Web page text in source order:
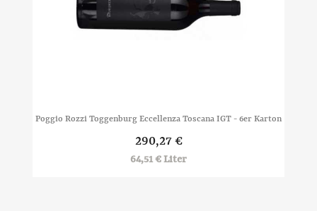
Poggio Rozzi Toggenburg Eccellenza Toscana IGT - 6er Karton
290,27 €
64,51 € Liter